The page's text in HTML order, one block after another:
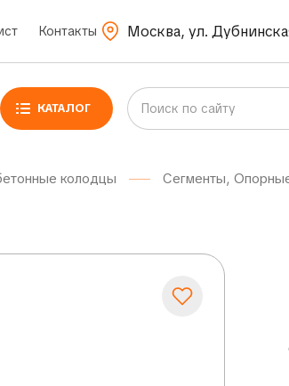
Контакты Москва, ул.
КАТАЛОГ
колодцы Сегменты,